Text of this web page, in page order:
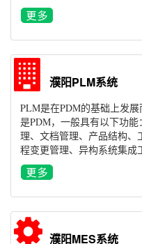
濮阳PLM系统
PLM是在PDM的基础上发
是PDM，一般具有以下功
理、文档管理、产品结构、
程变更管理、异构系统集
濮阳MES系统